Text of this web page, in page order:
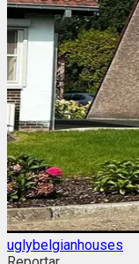
uglybelgianhouses